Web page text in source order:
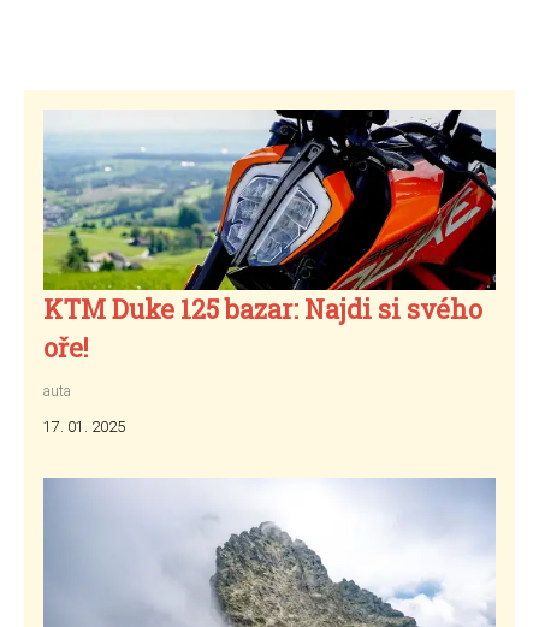
KTM Duke 125 bazar: Najdi si svého
oře!
auta
17. 01. 2025